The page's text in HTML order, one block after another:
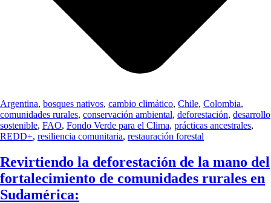
Argentina, bosques nativos, cambio climático, Chile, Colombia,
comunidades rurales, conservación ambiental, deforestación, desarrollo
sostenible, FAO, Fondo Verde para el Clima, prácticas ancestrales,
REDD+, resiliencia comunitaria, restauración forestal
Revirtiendo la deforestación de la mano del
fortalecimiento de comunidades rurales en
Sudamérica: